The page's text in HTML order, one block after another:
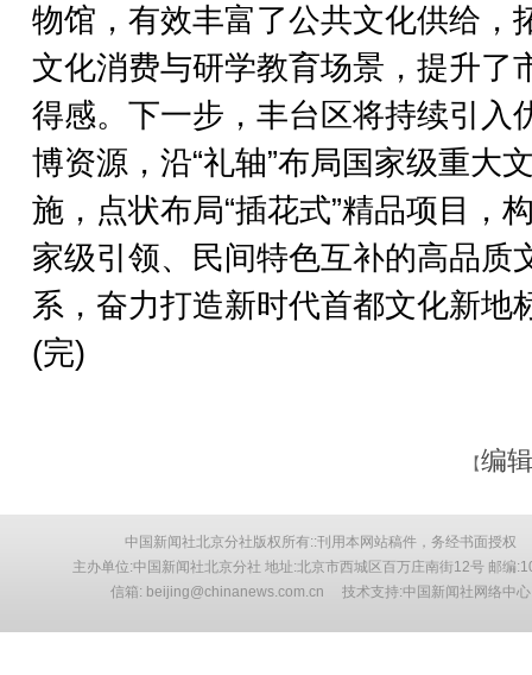
物馆，有效丰富了公共文化供给，
文化消费与研学教育场景，提升了
得感。下一步，丰台区将持续引入
博资源，沿“礼轴”布局国家级重大
施，点状布局“插花式”精品项目，
家级引领、民间特色互补的高品质
系，奋力打造新时代首都文化新地
(完)
【编
中国新闻社北京分社版权所有::刊用本网站稿件，务经书面授权
主办单位:中国新闻社北京分社 地址:北京市西城区百万庄南街12号 邮编
信箱: beijing@chinanews.com.cn 技术支持:中国新闻社网络中心